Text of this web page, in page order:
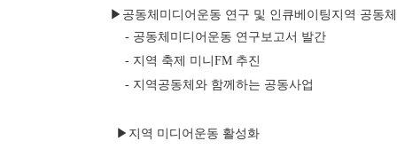
▶공동체미디어운동 연구 및 인큐베이팅지역 공동
- 공동체미디어운동 연구보고서 발간
- 지역 축제 미니FM 추진
- 지역공동체와 함께하는 공동사업
▶지역 미디어운동 활성화